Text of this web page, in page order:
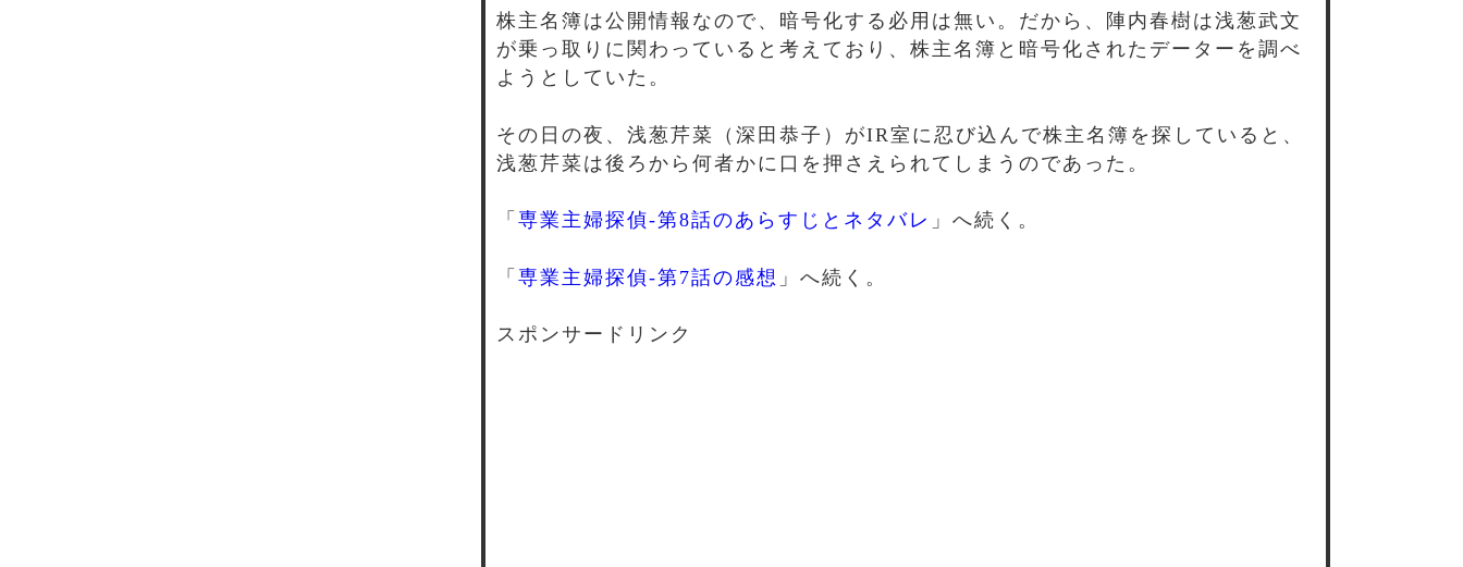
株主名簿は公開情報なので、暗号化する必用は無い。だから、陣内春樹は浅葱武文
が乗っ取りに関わっていると考えており、株主名簿と暗号化されたデーターを調べ
ようとしていた。
その日の夜、浅葱芹菜（深田恭子）がIR室に忍び込んで株主名簿を探していると、
浅葱芹菜は後ろから何者かに口を押さえられてしまうのであった。
「 専業主婦探偵-第8話のあらすじとネタバレ 」へ続く。
「 専業主婦探偵-第7話の感想 」へ続く。
スポンサードリンク